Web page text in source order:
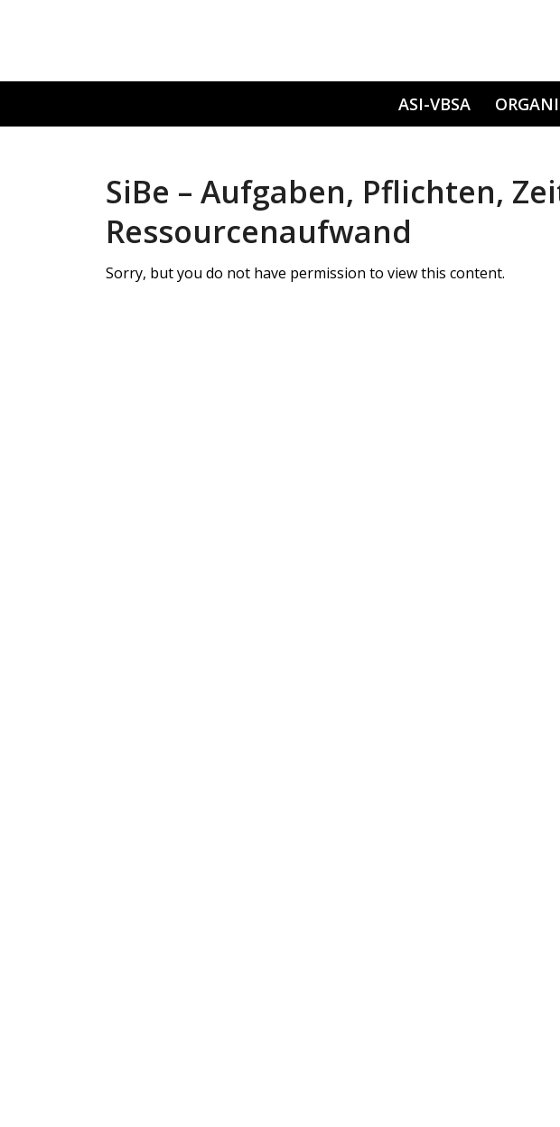
ASI-VBSA
SiBe – Aufgaben, Pflichten,
Ressourcenaufwand
Sorry, but you do not have permission to view this content.